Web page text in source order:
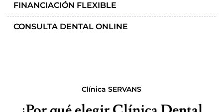
FINANCIACIÓN FLEXIBLE
CONSULTA DENTAL ONLINE
Clínica SERVANS